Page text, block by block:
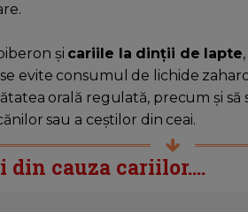
și cariile la dinții de lapte
evite consumul de lichide
orală regulată, precum și
sau a ceștilor din ceai.
din cauza cariilor....